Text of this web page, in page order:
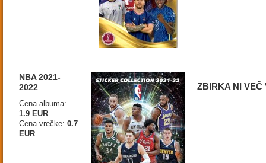
NBA 2021-
2022
Cena albuma:
1.9 EUR
Cena vrečke: 0.7
EUR
ZBIRKA NI VEČ